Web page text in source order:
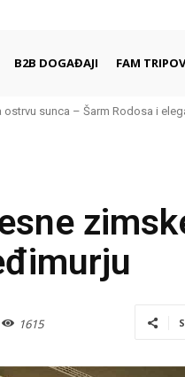
B2B DOGAĐAJI FAM
biser Italije daleko od gužvi i
sunca – Šarm Rodosa i
1615